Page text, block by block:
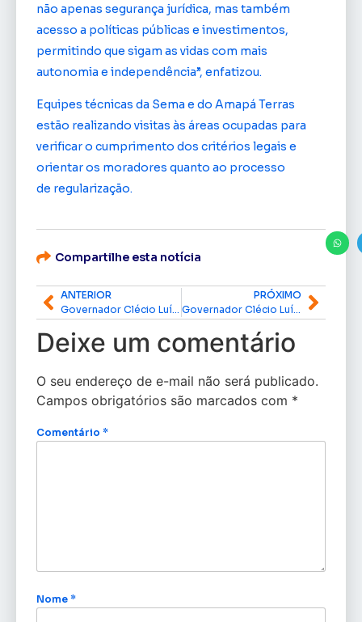
não apenas segurança jurídica, mas também
acesso a políticas públicas e investimentos,
permitindo que sigam as vidas com mais
autonomia e independência”, enfatizou.
Equipes técnicas da Sema e do Amapá Terras
estão realizando visitas às áreas ocupadas para
verificar o cumprimento dos critérios legais e
orientar os moradores quanto ao processo
de regularização.
Compartilhe esta notícia
ANTERIOR
PRÓXIMO
Governador Clécio Luís e ANP definem estratégias para fortalecer o setor de petróleo e gás no Amapá
Deixe um comentário
O seu endereço de e-mail não será publicado.
Campos obrigatórios são marcados com *
Comentário *
Nome *